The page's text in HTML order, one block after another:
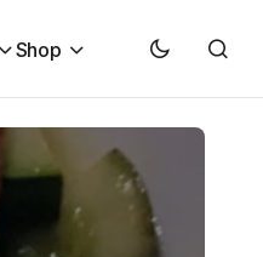
Shop